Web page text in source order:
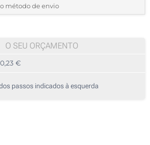
50
método de envio
O SEU ORÇAMENTO
0,23 €
passos indicados à esquerda